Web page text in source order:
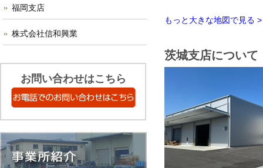
もっと大きな地図で見る >
茨城支店について
福岡支店
株式会社信和興業
お問い合わせはこちら